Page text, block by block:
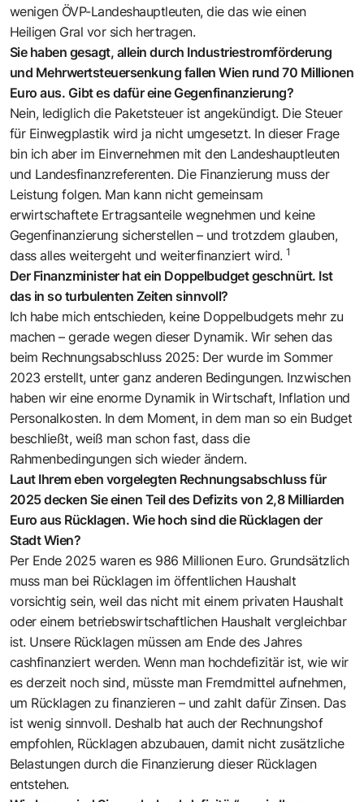
wenigen ÖVP-Landeshauptleuten, die das wie einen
Heiligen Gral vor sich hertragen.
Sie haben gesagt, allein durch Industriestromförderung
und Mehrwertsteuersenkung fallen Wien rund 70 Millionen
Euro aus. Gibt es dafür eine Gegenfinanzierung?
Nein, lediglich die Paketsteuer ist angekündigt. Die Steuer
für Einwegplastik wird ja nicht umgesetzt. In dieser Frage
bin ich aber im Einvernehmen mit den Landeshauptleuten
und Landesfinanzreferenten. Die Finanzierung muss der
Leistung folgen. Man kann nicht gemeinsam
erwirtschaftete Ertragsanteile wegnehmen und keine
Gegenfinanzierung sicherstellen – und trotzdem glauben,
dass alles weitergeht und weiterfinanziert wird.1
Der Finanzminister hat ein Doppelbudget geschnürt. Ist
das in so turbulenten Zeiten sinnvoll?
Ich habe mich entschieden, keine Doppelbudgets mehr zu
machen – gerade wegen dieser Dynamik. Wir sehen das
beim Rechnungsabschluss 2025: Der wurde im Sommer
2023 erstellt, unter ganz anderen Bedingungen. Inzwischen
haben wir eine enorme ­Dynamik in Wirtschaft, Inflation und
Personalkosten. In dem Moment, in dem man so ein Budget
beschließt, weiß man schon fast, dass die
Rahmenbedingungen sich wieder ändern.
Laut Ihrem eben vorgelegten Rechnungsabschluss für
2025 decken Sie einen Teil des Defizits von 2,8 Milliarden
Euro aus Rücklagen. Wie hoch sind die Rücklagen der
Stadt Wien?
Per Ende 2025 waren es 986 Millionen Euro. Grundsätzlich
muss man bei Rücklagen im öffentlichen Haushalt
vorsichtig sein, weil das nicht mit einem privaten Haushalt
oder einem betriebswirtschaftlichen Haushalt vergleichbar
ist. Unsere Rücklagen müssen am Ende des Jahres
cashfinanziert werden. Wenn man hochdefizitär ist, wie wir
es derzeit noch sind, müsste man Fremdmittel aufnehmen,
um Rücklagen zu finanzieren – und zahlt dafür Zinsen. Das
ist wenig sinnvoll. Deshalb hat auch der Rechnungshof
empfohlen, Rücklagen abzubauen, damit nicht zusätzliche
Belastungen durch die Finanzierung dieser Rücklagen
entstehen.